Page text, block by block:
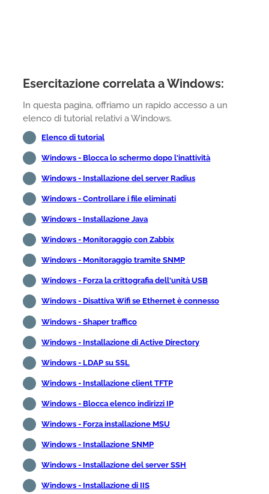
Esercitazione correlata a Windows:
In questa pagina, offriamo un rapido accesso a un
elenco di tutorial relativi a Windows.
Elenco di tutorial
Windows - Blocca lo schermo dopo l'inattività
Windows - Installazione del server Radius
Windows - Controllare i file eliminati
Windows - Installazione Java
Windows - Monitoraggio con Zabbix
Windows - Monitoraggio tramite SNMP
Windows - Forza la crittografia dell'unità USB
Windows - Disattiva Wifi se Ethernet è connesso
Windows - Shaper traffico
Windows - Installazione di Active Directory
Windows - LDAP su SSL
Windows - Installazione client TFTP
Windows - Blocca elenco indirizzi IP
Windows - Forza installazione MSU
Windows - Installazione SNMP
Windows - Installazione del server SSH
Windows - Installazione di IIS